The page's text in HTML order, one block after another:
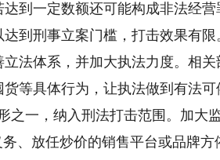
到一定数额还可能构成非法经
到刑事立案门槛，打击效果有限
体系，并加大执法力度。相关
等具体行为，让执法做到有法
之一，纳入刑法打击范围。加大
、放任炒价的销售平台或品牌